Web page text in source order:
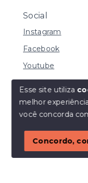
Olá!
Social
Instagram
Facebook
Youtube
© Copyright 2026 -
IMOBILIÁRIA |
SITE PARA IMOBILIARIA
Esse site utiliza
melhor
você concorda
Concordo,